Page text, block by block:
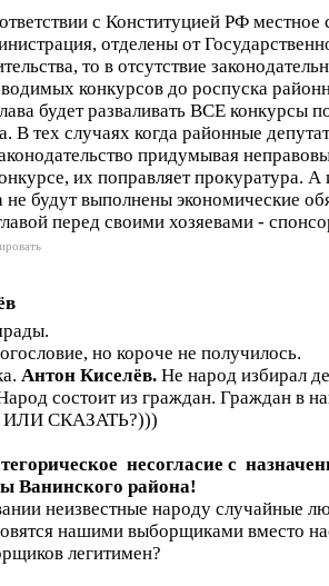
с Конституцией РФ местное
отделены от
то в отсутствие
конкурсов до роспуска
будет разваливать ВСЕ конкурсы
В тех случаях когда районные
придумывая
их поправляет прокуратура. А
будут выполнены экономические
перед своими хозяевами -
но короче не получилось.
Антон Киселёв. Не народ избирал
состоит из граждан. Граждан в
ИЛИ СКАЗАТЬ?)))
несогласие с
Ванинского района!
неизвестные народу случайные
нашими выборщиками вместо
легитимен?